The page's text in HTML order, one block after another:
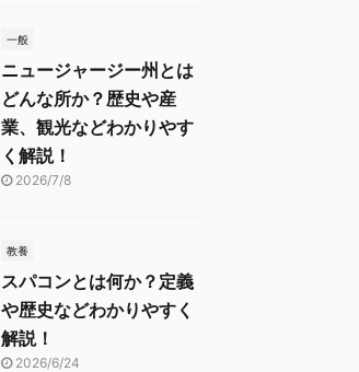
一般
ニュージャージー州とは
どんな所か？歴史や産
業、観光などわかりやす
く解説！
2026/7/8
教養
スパコンとは何か？定義
や歴史などわかりやすく
解説！
2026/6/24